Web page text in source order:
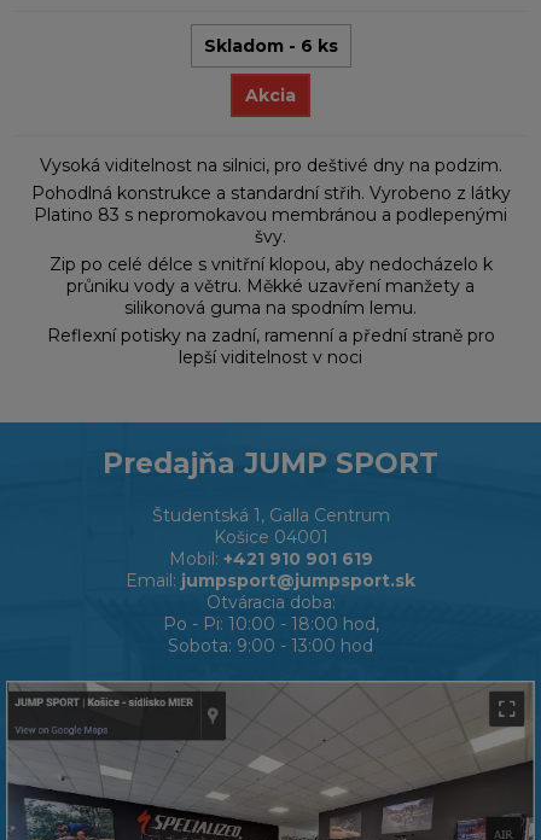
Skladom - 6 ks
Akcia
Vysoká viditelnost na silnici, pro deštivé dny na podzim.
Pohodlná konstrukce a standardní střih. Vyrobeno z látky
Platino 83 s nepromokavou membránou a podlepenými
švy.
Zip po celé délce s vnitřní klopou, aby nedocházelo k
průniku vody a větru. Měkké uzavření manžety a
silikonová guma na spodním lemu.
Reflexní potisky na zadní, ramenní a přední straně pro
lepší viditelnost v noci
Predajňa JUMP SPORT
Študentská 1, Galla Centrum
Košice 04001
Mobil: +421 910 901 619
Email: jumpsport@jumpsport.sk
Otváracia doba:
Po - Pi: 10:00 - 18:00 hod,
Sobota: 9:00 - 13:00 hod